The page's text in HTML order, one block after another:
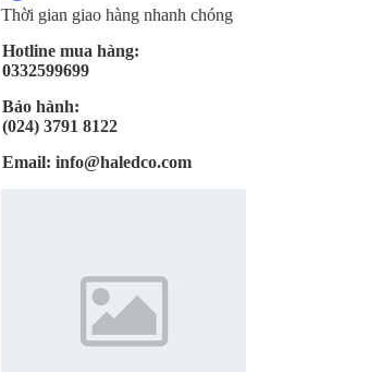
Thời gian giao hàng nhanh chóng
Hotline mua hàng:
0332599699
Bảo hành:
(024) 3791 8122
Email: info@haledco.com